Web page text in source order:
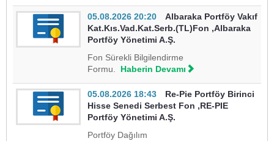
05.08.2026 20:20
Albaraka Portföy Vakıf
Kat.Kıs.Vad.Kat.Serb.(TL)Fon ,Albaraka
Portföy Yönetimi A.Ş.
Fon Sürekli Bilgilendirme
Formu. Haberin Devamı
05.08.2026 18:43
Re-Pie Portföy Birinci
Hisse Senedi Serbest Fon ,RE-PIE
Portföy Yönetimi A.Ş.
Portföy Dağılım